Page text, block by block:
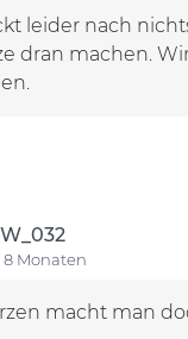
leider nach
dran machen.
8 Monaten
macht man